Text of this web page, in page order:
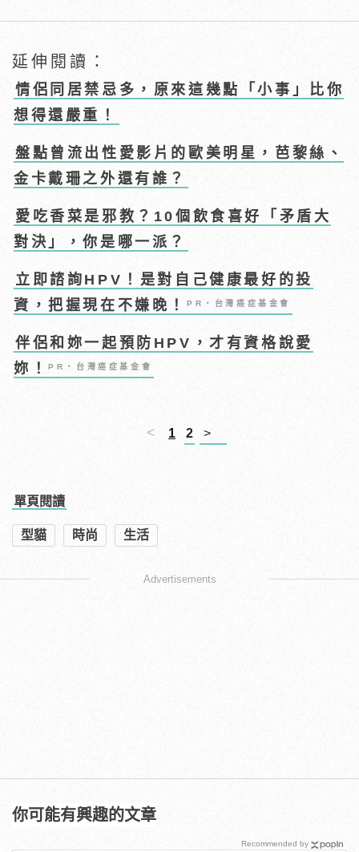
延伸閱讀：
情侶同居禁忌多，原來這幾點「小事」比你
想得還嚴重！
盤點曾流出性愛影片的歐美明星，芭黎絲、
金卡戴珊之外還有誰？
愛吃香菜是邪教？10個飲食喜好「矛盾大
對決」，你是哪一派？
立即諮詢HPV！是對自己健康最好的投
資，把握現在不嫌晚！PR・台灣癌症基金會
伴侶和妳一起預防HPV，才有資格說愛
妳！PR・台灣癌症基金會
< 1 2 >
單頁閱讀
型貓 時尚 生活
Advertisements
你可能有興趣的文章
Recommended by